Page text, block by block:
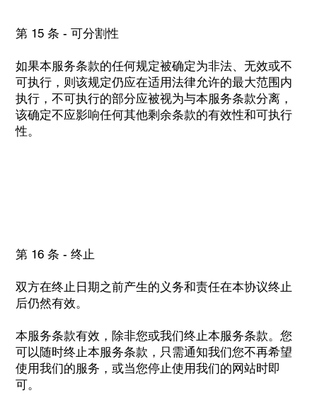
第 15 条 - 可分割性
如果本服务条款的任何规定被确定为非法、无效或不
可执行，则该规定仍应在适用法律允许的最大范围内
执行，不可执行的部分应被视为与本服务条款分离，
该确定不应影响任何其他剩余条款的有效性和可执行
性。
第 16 条 - 终止
双方在终止日期之前产生的义务和责任在本协议终止
后仍然有效。
本服务条款有效，除非您或我们终止本服务条款。您
可以随时终止本服务条款，只需通知我们您不再希望
使用我们的服务，或当您停止使用我们的网站时即
可。